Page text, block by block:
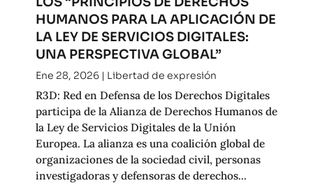
HUMANOS PARA LA APLICACIÓN DE
LA LEY DE SERVICIOS DIGITALES:
UNA PERSPECTIVA GLOBAL”
Ene 28, 2026| Libertad de expresión
R3D: Red en Defensa de los Derechos Digitales
participa de la Alianza de Derechos Humanos de
la Ley de Servicios Digitales de la Unión
Europea. La alianza es una coalición global de
organizaciones de la sociedad civil, personas
investigadoras y defensoras de derechos...